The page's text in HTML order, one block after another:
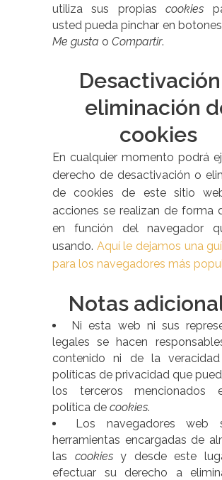
utiliza sus propiascookies
usted pueda pinchar en
Me gusta o Compartir.
eliminación
cookies
En cualquier momento podrá
derecho de desactivación o
de cookies de este sitio
acciones se realizan de forma
en función del navegador
usando. Aquí le dejamos una
para los navegadores más
Notas
Ni esta web ni sus
legales se hacen
contenido ni de la
políticas de privacidad que
los terceros mencionados
política de cookies.
Los navegadores web
herramientas encargadas de
las cookiesy desde este
efectuar su derecho a